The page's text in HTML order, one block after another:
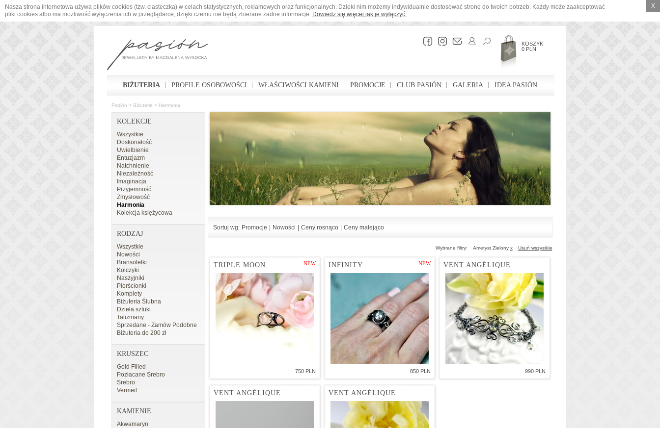
Nasza strona internetowa używa plików cookies (tzw. ciasteczka) w celach statystycznych, reklamowych oraz funkcjonalnych. Dzięki nim możemy indywidualnie dostosować stronę do twoich potrzeb. Każdy może zaakceptować
pliki cookies albo ma możliwość wyłączenia ich w przeglądarce, dzięki czemu nie będą zbierane żadne informacje. Dowiedz się więcej jak je wyłączyć.
X
BIŻUTERIA PROFILE OSOBOWOŚCI WŁAŚCIWOŚCI KAMIENI PROMOCJE CLUB PASIÓN GALERIA IDEA PASIÓN
KOSZYK
0 PLN
Pasión > Biżuteria > Harmonia
KOLEKCJE
Wszystkie
Doskonałość
Uwielbienie
Entuzjazm
Natchnienie
Niezależność
Imaginacja
Przyjemność
Zmysłowość
Harmonia
Kolekcja księżycowa
RODZAJ
Wszystkie
Nowości
Bransoletki
Kolczyki
Naszyjniki
Pierścionki
Komplety
Biżuteria Ślubna
Dzieła sztuki
Talizmany
Sprzedane - Zamów Podobne
Biżuteria do 200 zł
KRUSZEC
Gold Filled
Pozłacane Srebro
Srebro
Vermeil
KAMIENIE
Akwamaryn
Sortuj wg: Promocje Nowości Ceny rosnąco Ceny malejąco
Wybrane filtry: Ametyst Zielony x Usuń wszystkie
TRIPLE MOON NEW
750 PLN
INFINITY NEW
850 PLN
VENT ANGÉLIQUE
990 PLN
VENT ANGÉLIQUE VENT ANGÉLIQUE